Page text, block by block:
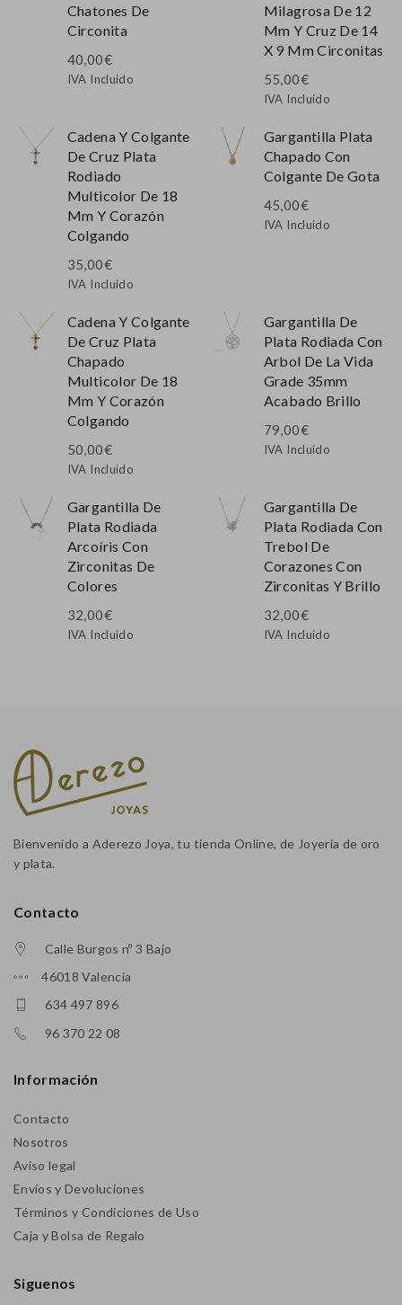
Chatones De
Circonita
40,00€
IVA Incluido
Cadena Y Colgante
De Cruz Plata
Rodiado
Multicolor De 18
Mm Y Corazón
Colgando
35,00€
IVA Incluido
Cadena Y Colgante
De Cruz Plata
Chapado
Multicolor De 18
Mm Y Corazón
Colgando
50,00€
IVA Incluido
Gargantilla De
Plata Rodiada
Arcoíris Con
Zirconitas De
Colores
32,00€
IVA Incluido
Milagrosa De 12
Mm Y Cruz De 14
X 9 Mm Circonitas
55,00€
IVA Incluido
Gargantilla Plata
Chapado Con
Colgante De Gota
45,00€
IVA Incluido
Gargantilla De
Plata Rodiada Con
Arbol De La Vida
Grade 35mm
Acabado Brillo
79,00€
IVA Incluido
Gargantilla De
Plata Rodiada Con
Trebol De
Corazones Con
Zirconitas Y Brillo
32,00€
IVA Incluido
Bienvenido a Aderezo Joya, tu tienda Online, de Joyería de oro
y plata.
Contacto
Calle Burgos nº 3 Bajo
46018 Valencia
634 497 896
96 370 22 08
Información
Contacto
Nosotros
Aviso legal
Envíos y Devoluciones
Términos y Condiciones de Uso
Caja y Bolsa de Regalo
Siguenos